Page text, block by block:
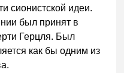
сионистской идеи.
был принят в
Герцля. Был
как бы одним из